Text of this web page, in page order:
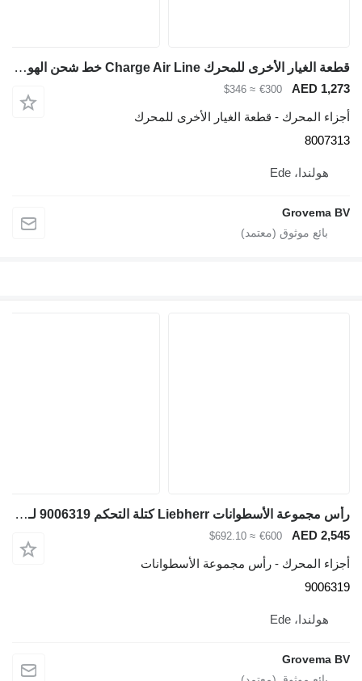
قطعة الغيار الأخرى للمحرك Charge Air Line خط شحن الهواء 8007313 لـ حفارة Liebherr R946 LC , R946 LC-V R946 NLC ,R946 S-HD ,R950 S-HD, R946, R946 VH-HD
€300
≈ $346
قطعة الغيار الأخرى للمحرك
رأس مجموعة الأسطوانات Liebherr كتلة التحكم 9006319 لـ حفارة Liebherr R946 LC / R946 LC-V / R946 NLC / R936 LC / R936
€600
≈ $692.10
- رأس مجموعة الأسطوانات